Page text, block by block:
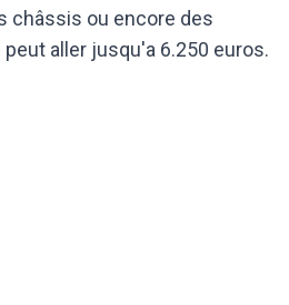
châssis ou encore des
aller jusqu'a 6.250 euros.